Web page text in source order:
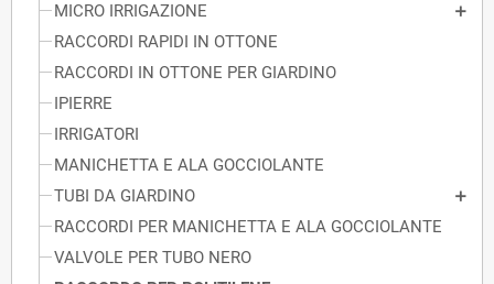
MICRO IRRIGAZIONE
RACCORDI RAPIDI IN OTTONE
RACCORDI IN OTTONE PER GIARDINO
IPIERRE
IRRIGATORI
MANICHETTA E ALA GOCCIOLANTE
TUBI DA GIARDINO
RACCORDI PER MANICHETTA E ALA GOCCIOLANTE
VALVOLE PER TUBO NERO